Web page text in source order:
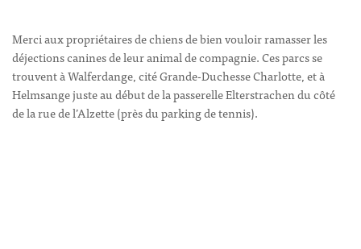
Merci aux propriétaires de chiens de bien vouloir ramasser les
déjections canines de leur animal de compagnie. Ces parcs se
trouvent à Walferdange, cité Grande-Duchesse Charlotte, et à
Helmsange juste au début de la passerelle Elterstrachen du côté
de la rue de l’Alzette (près du parking de tennis).